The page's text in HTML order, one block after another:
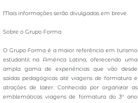
Mais informações serão divulgadas em breve.
Sobre o Grupo Forma
O Grupo Forma é a maior referência em turismo
estudantil na América Latina, oferecendo uma
ampla gama de experiências que vão desde
saídas pedagógicas até viagens de formatura e
atrações de lazer. Conhecida por organizar as
emblemáticas viagens de formatura do 3° ano